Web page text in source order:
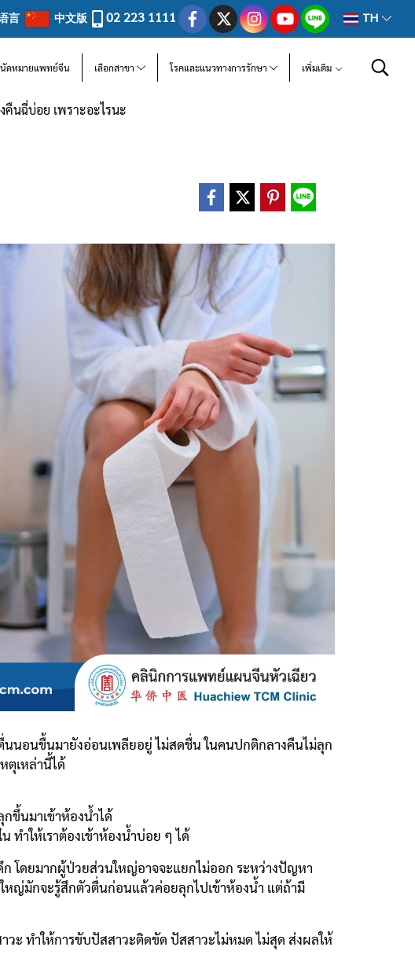
言 中文版 02 223 1111 TH
นัดหมายแพทย์จีน เลือกสาขา โรคและแนวทางการรักษา เพิ่มเติม
คืนฉี่บ่อย เพราะอะไรนะ
นอนขื้นมายังอ่อนเพลียอยู่ ไม่สดชื่น ในคนปกติกลางคืนไม่ลุก
ตุเหล่านี้ได้
ขึ้นมาเข้าห้องน้ำได้
ทำให้เราต้องเข้าห้องน้ำบ่อย ๆ ได้
โดยมากผู้ป่วยส่วนใหญ่อาจจะแยกไม่ออก ระหว่างปัญหา
หญ่มักจะรู้สึกตัวตื่นก่อนแล้วค่อยลุกไปเข้าห้องน้ำ แต่ถ้ามี
ะ ทำให้การขับปัสสาวะติดขัด ปัสสาวะไม่หมด ไม่สุด ส่งผลให้